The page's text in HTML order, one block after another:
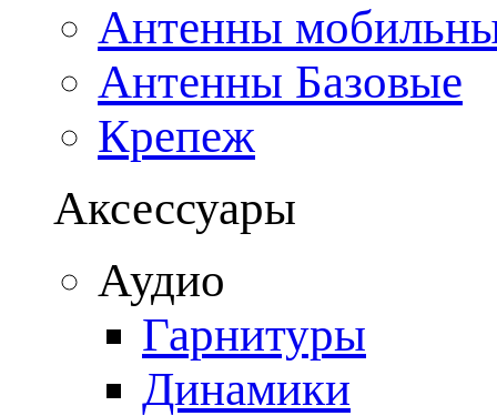
Антенны
Антенны Базовые
Крепеж
Аксессуары
Аудио
Гарнитуры
Динамики